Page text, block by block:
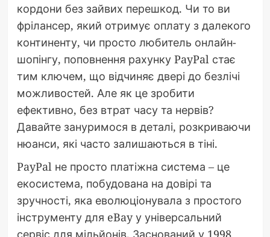
кордони без зайвих перешкод. Чи то ви
фрілансер, який отримує оплату з далекого
континенту, чи просто любитель онлайн-
шопінгу, поповнення рахунку PayPal стає
тим ключем, що відчиняє двері до безлічі
можливостей. Але як це зробити
ефективно, без втрат часу та нервів?
Давайте зануримося в деталі, розкриваючи
нюанси, які часто залишаються в тіні.
PayPal не просто платіжна система – це
екосистема, побудована на довірі та
зручності, яка еволюціонувала з простого
інструменту для eBay у універсальний
сервіс для мільйонів. Заснований у 1998